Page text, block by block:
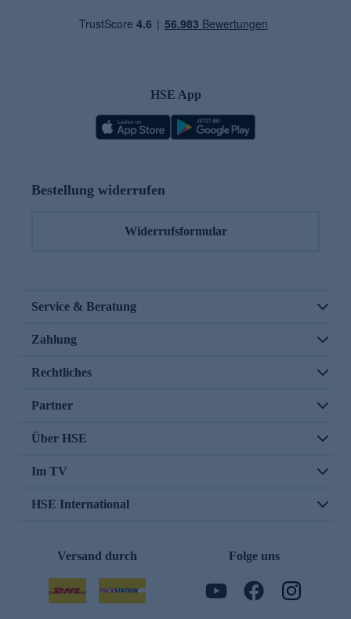
HSE App
Bestellung widerrufen
Widerrufsformular
Service & Beratung
Zahlung
Rechtliches
Partner
Über HSE
Im TV
HSE International
Versand durch Folge uns